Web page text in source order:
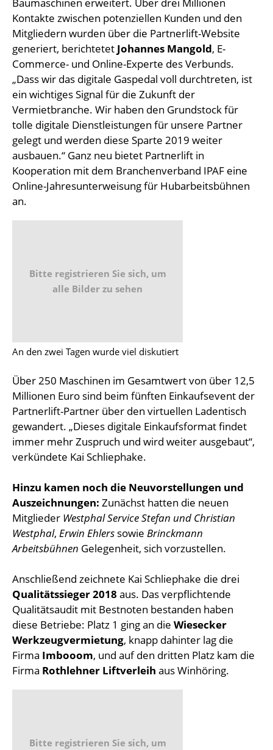
Kontakte zwischen potenziellen Kunden und den
Mitgliedern wurden über die Partnerlift-Website
generiert, berichtetet Johannes Mangold, E-
Commerce- und Online-Experte des Verbunds.
„Dass wir das digitale Gaspedal voll durchtreten, ist
ein wichtiges Signal für die Zukunft der
Vermietbranche. Wir haben den Grundstock für
tolle digitale Dienstleistungen für unsere Partner
gelegt und werden diese Sparte 2019 weiter
ausbauen.“ Ganz neu bietet Partnerlift in
Kooperation mit dem Branchenverband IPAF eine
Online-Jahresunterweisung für Hubarbeitsbühnen
an.
Bitte registrieren Sie sich, um
alle Bilder zu sehen
An den zwei Tagen wurde viel diskutiert
Über 250 Maschinen im Gesamtwert von über 12,5
Millionen Euro sind beim fünften Einkaufsevent der
Partnerlift-Partner über den virtuellen Ladentisch
gewandert. „Dieses digitale Einkaufsformat findet
immer mehr Zuspruch und wird weiter ausgebaut“,
verkündete Kai Schliephake.
Hinzu kamen noch die Neuvorstellungen und
Auszeichnungen: Zunächst hatten die neuen
Mitglieder Westphal Service Stefan und Christian
Westphal, Erwin Ehlers sowie Brinckmann
Arbeitsbühnen Gelegenheit, sich vorzustellen.
Anschließend zeichnete Kai Schliephake die drei
Qualitätssieger 2018 aus. Das verpflichtende
Qualitätsaudit mit Bestnoten bestanden haben
diese Betriebe: Platz 1 ging an die Wiesecker
Werkzeugvermietung, knapp dahinter lag die
Firma Imbooom, und auf den dritten Platz kam die
Firma Rothlehner Liftverleih aus Winhöring.
Bitte registrieren Sie sich, um